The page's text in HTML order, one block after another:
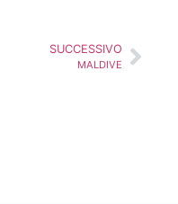
SUCCESSIVO
MALDIVE